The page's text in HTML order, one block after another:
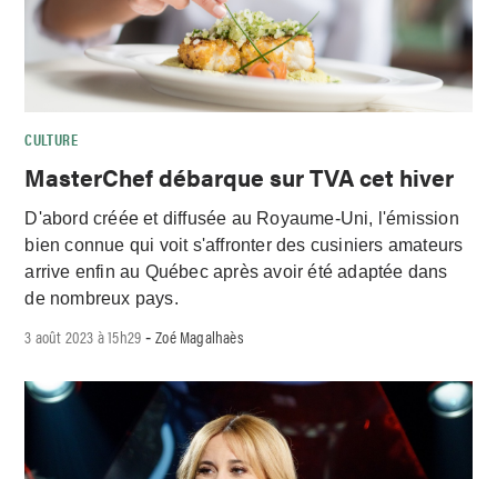
CULTURE
MasterChef débarque sur TVA cet hiver
D'abord créée et diffusée au Royaume-Uni, l'émission
bien connue qui voit s'affronter des cusiniers amateurs
arrive enfin au Québec après avoir été adaptée dans
de nombreux pays.
3 août 2023 à 15h29 -Zoé Magalhaès